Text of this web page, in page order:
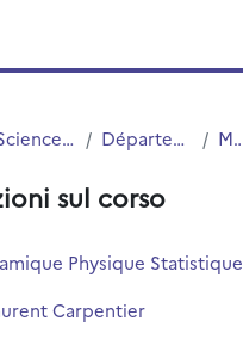
Faculté des Sciences et Technologies (FST) Département Physique Master
sul corso
Physique Statistique
Carpentier